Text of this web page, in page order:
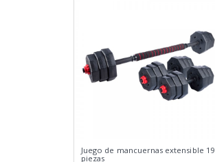
Juego de mancuernas extensible 19
piezas